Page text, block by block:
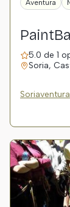
Aventura
5.0 de 1
Soria,
Soriaventura